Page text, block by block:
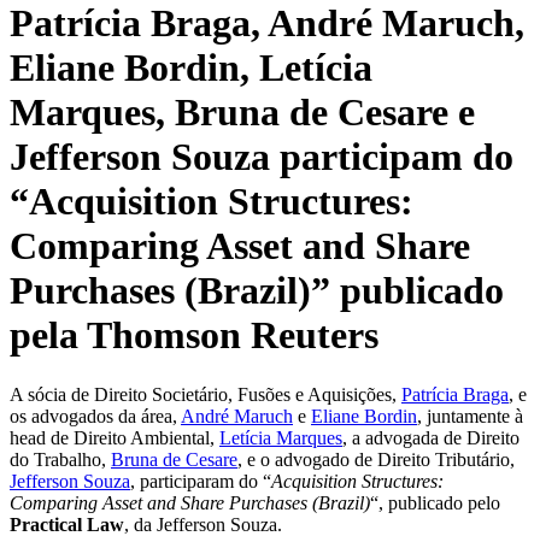
Patrícia Braga, André Maruch,
Eliane Bordin, Letícia
Marques, Bruna de Cesare e
Jefferson Souza participam do
“Acquisition Structures:
Comparing Asset and Share
Purchases (Brazil)” publicado
pela Thomson Reuters
A sócia de Direito Societário, Fusões e Aquisições, Patrícia Braga, e
os advogados da área, André Maruch e Eliane Bordin, juntamente à
head de Direito Ambiental, Letícia Marques, a advogada de Direito
do Trabalho, Bruna de Cesare, e o advogado de Direito Tributário,
Jefferson Souza, participaram do “Acquisition Structures:
Comparing Asset and Share Purchases (Brazil)“, publicado pelo
Practical Law, da Jefferson Souza.